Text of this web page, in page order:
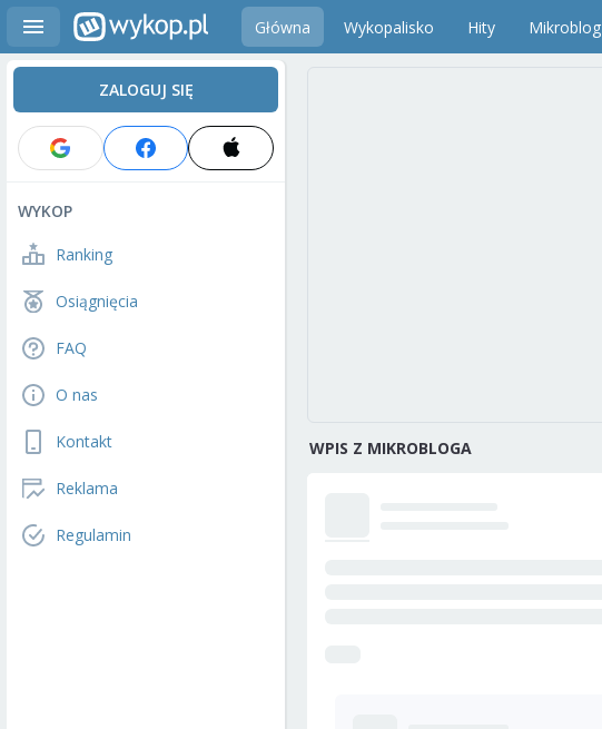
Główna Wykopalisko Hity Mikroblog
ZALOGUJ SIĘ
WYKOP
Ranking
Osiągnięcia
FAQ
O nas
Kontakt
Reklama
Regulamin
WPIS Z MIKROBLOGA